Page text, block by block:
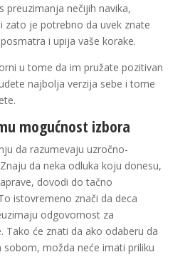
preuzimanja nečijih navika,
zato je potrebno da uvek znate
i upija vaše korake.
u tome da im pružate pozitivan
najbolja verzija sebe i tome
mogućnost izbora
da razumevaju uzročno-
da neka odluka koju donesu,
dovodi do tačno
istovremeno znači da deca
odgovornost za
Tako će znati da ako odaberu da
sobom, možda neće imati priliku